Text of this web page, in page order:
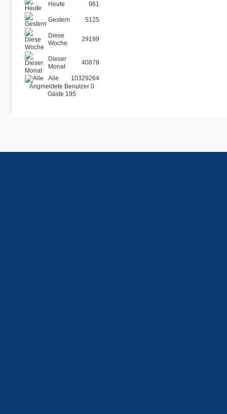
Heute 961
Gestern 5125
Diese
Woche
29199
Dieser
Monat
40878
Alle
10329264
Angmeldete Benutzer 0
Gäste 195